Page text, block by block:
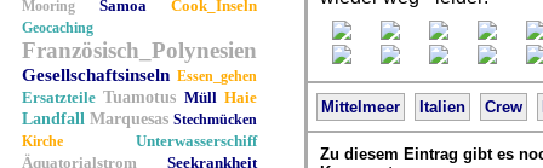
Mooring Samoa Cook_Inseln
Geocaching
Französisch_Polynesien
Gesellschaftsinseln Essen_gehen
Ersatzteile Tuamotus Müll Haie
Landfall Marquesas Stechmücken
Kirche
Unterwasserschiff
Äquatorialstrom
Seekrankheit
Mittelmeer Italien Crew
Zu diesem Eintrag gibt es